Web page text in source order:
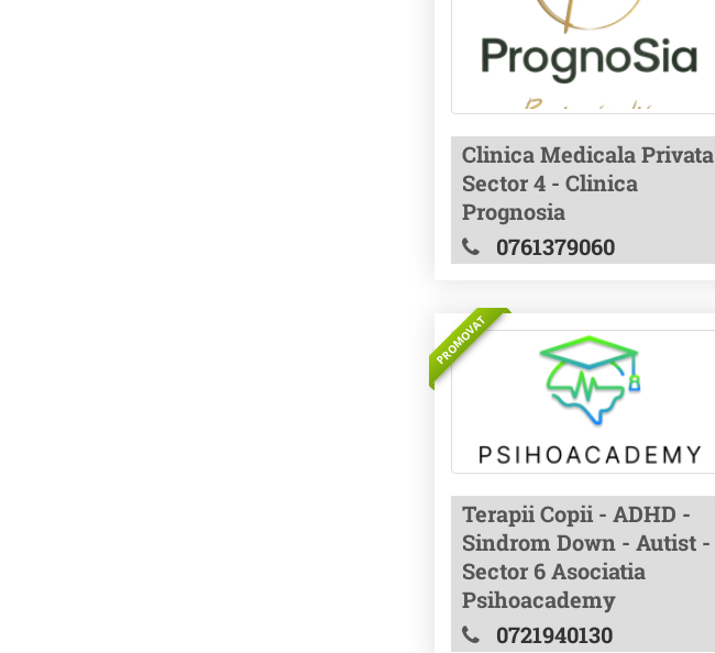
Clinica Medicala Privata
Sector 4 - Clinica
Prognosia
0761379060
PROMOVAT
Terapii Copii - ADHD -
Sindrom Down - Autist -
Sector 6 Asociatia
Psihoacademy
0721940130